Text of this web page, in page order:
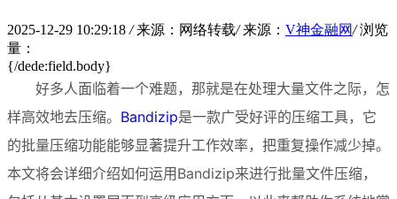
2025-12-29 10:29:18 / 来源：网络转载/ 来源： V神金融网/ 浏览
量：
{/dede:field.body}
好多人面临着一个难题，那就是在处理大量文件之际，怎
样高效地去压缩。 Bandizip是一款广受好评的压缩工具，它
的批量压缩功能能够显著提升工作效率，把重复操作减少掉。
本文将会详细介绍如何运用Bandizip来进行批量文件压缩，